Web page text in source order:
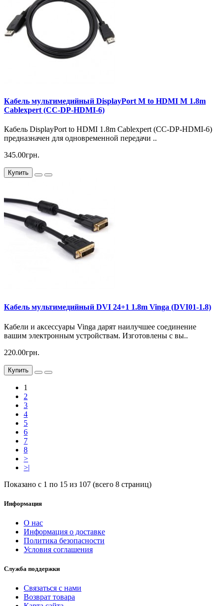
Кабель мультимедийный DisplayPort M to HDMI M 1.8m
Cablexpert (CC-DP-HDMI-6)
Кабель DisplayPort to HDMI 1.8m Cablexpert (CC-DP-HDMI-6)
предназначен для одновременной передачи ..
345.00грн.
Купить
Кабель мультимедийный DVI 24+1 1.8m Vinga (DVI01-1.8)
Кабели и аксессуары Vinga дарят наилучшее соединение
вашим электронным устройствам. Изготовлены с вы..
220.00грн.
Купить
1
2
3
4
5
6
7
8
>
>|
Показано с 1 по 15 из 107 (всего 8 страниц)
Информация
О нас
Информация о доставке
Политика безопасности
Условия соглашения
Служба поддержки
Связаться с нами
Возврат товара